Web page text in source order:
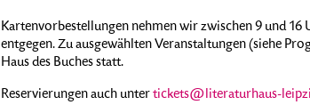
Kartenvorbestellungen nehmen wir zwischen 9 und 16
entgegen. Zu ausgewählten Veranstaltungen (siehe
Haus des Buches statt.
Reservierungen auch untertickets@literaturhaus-